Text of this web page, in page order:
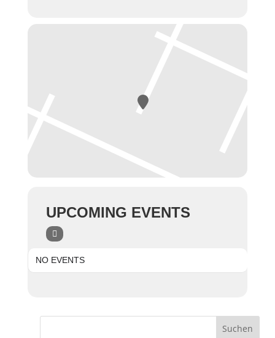
UPCOMING EVENTS
NO EVENTS